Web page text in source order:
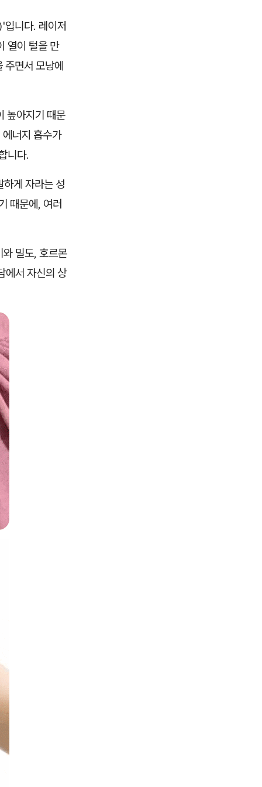
니다. 레이저
열이 털을 만
주면서 모낭에
높아지기 때문
너지 흡수가
니다.
게 자라는 성
때문에, 여러
밀도, 호르몬
에서 자신의 상